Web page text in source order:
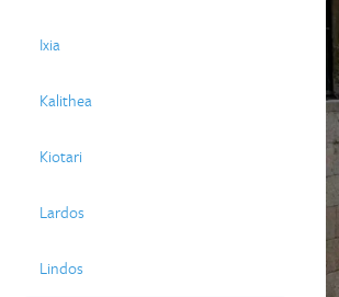
Ixia
Kalithea
Kiotari
Lardos
Lindos